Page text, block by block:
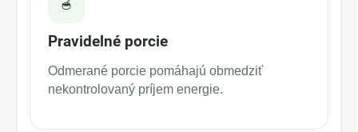
🥣
Pravidelné porcie
Odmerané porcie pomáhajú obmedziť
nekontrolovaný príjem energie.